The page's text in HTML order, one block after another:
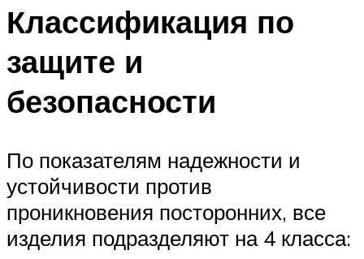
Классификация по
защите и
безопасности
По показателям надежности и
устойчивости против
проникновения посторонних, все
изделия подразделяют на 4 класса: